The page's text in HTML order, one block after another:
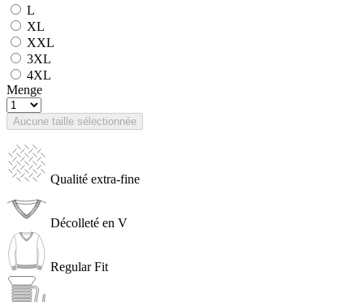
L
XL
XXL
3XL
4XL
Menge
Aucune taille sélectionnée
Qualité extra-fine
Décolleté en V
Regular Fit